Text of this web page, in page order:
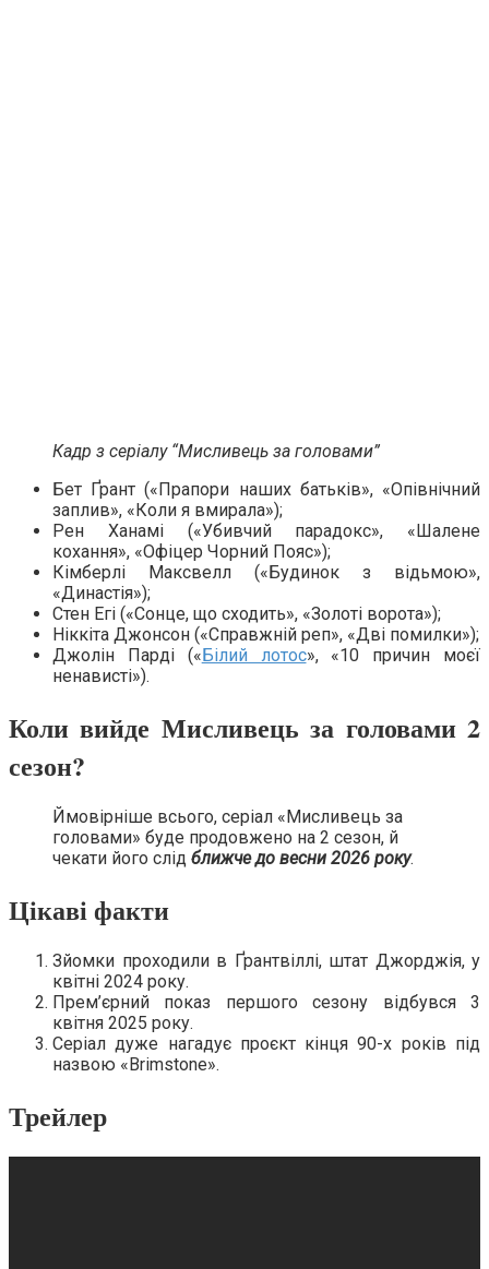
Кадр з серіалу “Мисливець за головами”
Бет Ґрант («Прапори наших батьків», «Опівнічний
заплив», «Коли я вмирала»);
Рен Ханамі («Убивчий парадокс», «Шалене
кохання», «Офіцер Чорний Пояс»);
Кімберлі Максвелл («Будинок з відьмою»,
«Династія»);
Стен Егі («Сонце, що сходить», «Золоті ворота»);
Ніккіта Джонсон («Справжній реп», «Дві помилки»);
Джолін Парді (« Білий лотос», «10 причин моєї
ненависті»).
Коли вийде Мисливець за головами 2
сезон?
Ймовірніше всього, серіал «Мисливець за
головами» буде продовжено на 2 сезон, й
чекати його слід ближче до весни 2026 року.
Цікаві факти
Зйомки проходили в Ґрантвіллі, штат Джорджія, у
квітні 2024 року.
Прем’єрний показ першого сезону відбувся 3
квітня 2025 року.
Серіал дуже нагадує проєкт кінця 90-х років під
назвою «Brimstone».
Трейлер